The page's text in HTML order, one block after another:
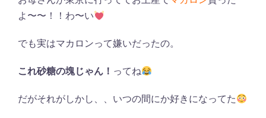
よ〜〜！！わ〜い
でも実はマカロンって嫌いだったの。
これ砂糖の塊じゃん！ ってね
だがそれがしかし、、いつの間にか好きになってた